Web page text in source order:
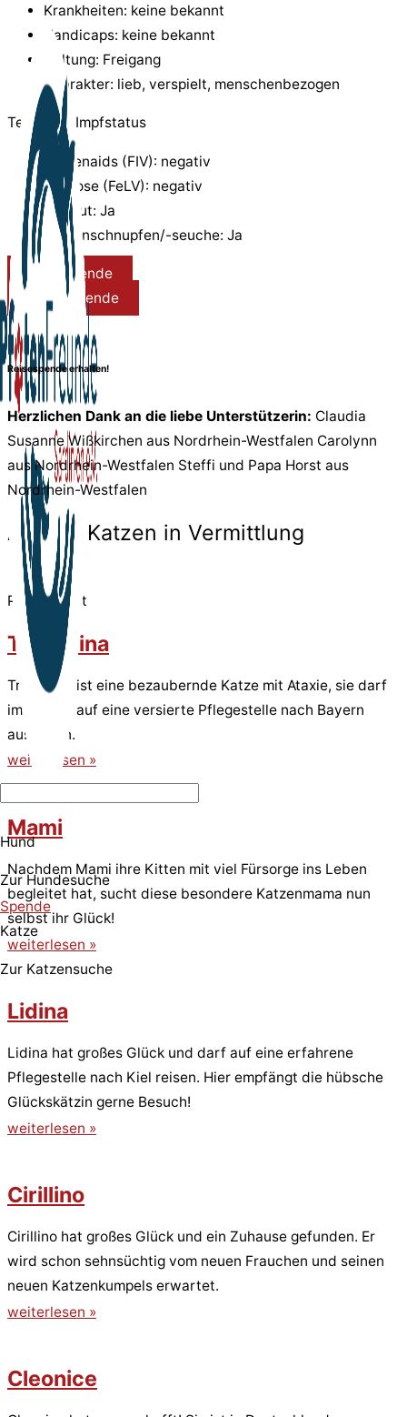
Hund
Zur Hundesuche
Spende
Katze
Zur Katzensuche
Krankheiten: keine bekannt
Handicaps: keine bekannt
Haltung: Freigang
Charakter: lieb, verspielt, menschenbezogen
Test- und Impfstatus
Katzenaids (FIV): negativ
Leukose (FeLV): negativ
Tollwut: Ja
Katzenschnupfen/-seuche: Ja
Reisespende
Pflegespende
Reisespende erhalten!
Herzlichen Dank an die liebe Unterstützerin: Claudia
Susanne Wißkirchen aus Nordrhein-Westfalen Carolynn
aus Nordrhein-Westfalen Steffi und Papa Horst aus
Nordrhein-Westfalen
Andere Katzen in Vermittlung
Pfote in Not
Tremolina
Tremolina ist eine bezaubernde Katze mit Ataxie, sie darf
im August auf eine versierte Pflegestelle nach Bayern
ausreisen.
weiterlesen »
Mami
Nachdem Mami ihre Kitten mit viel Fürsorge ins Leben
begleitet hat, sucht diese besondere Katzenmama nun
selbst ihr Glück!
weiterlesen »
Lidina
Lidina hat großes Glück und darf auf eine erfahrene
Pflegestelle nach Kiel reisen. Hier empfängt die hübsche
Glückskätzin gerne Besuch!
weiterlesen »
Cirillino
Cirillino hat großes Glück und ein Zuhause gefunden. Er
wird schon sehnsüchtig vom neuen Frauchen und seinen
neuen Katzenkumpels erwartet.
weiterlesen »
Cleonice